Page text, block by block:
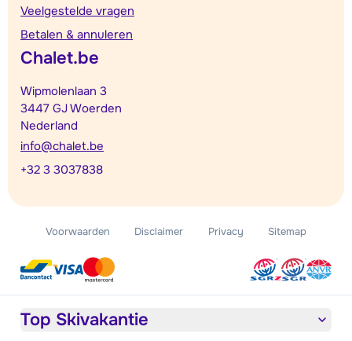
Veelgestelde vragen
Betalen & annuleren
Chalet.be
Wipmolenlaan 3
3447 GJ Woerden
Nederland
info@chalet.be
+32 3 3037838
Voorwaarden Disclaimer Privacy Sitemap
Top Skivakantie